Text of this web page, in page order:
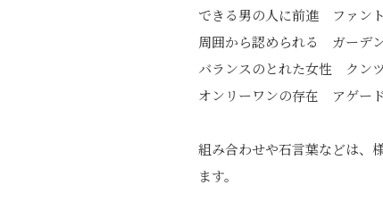
できる男の人に前進 ファン
周囲から認められる ガーデ
バランスのとれた女性 クン
オンリーワンの存在 アゲー
組み合わせや石言葉などは、
ます。